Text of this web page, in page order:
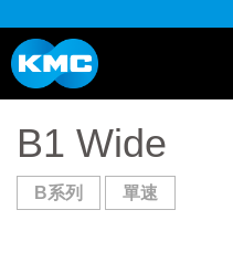
B1 Wide
B系列 單速